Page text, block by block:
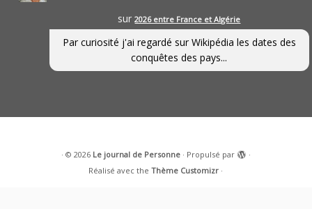
sur2026 entre France et Algérie
Par curiosité j'ai regardé sur Wikipédia les dates des
conquêtes des pays...
· © 2026 Le journal de Personne· Propulsé par
·
Réalisé avec theThème Customizr ·